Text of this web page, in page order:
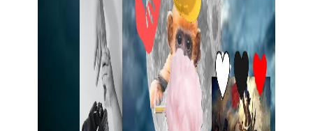
Nos parents nous
inspirent –
Celebrating
Inspiring Parents